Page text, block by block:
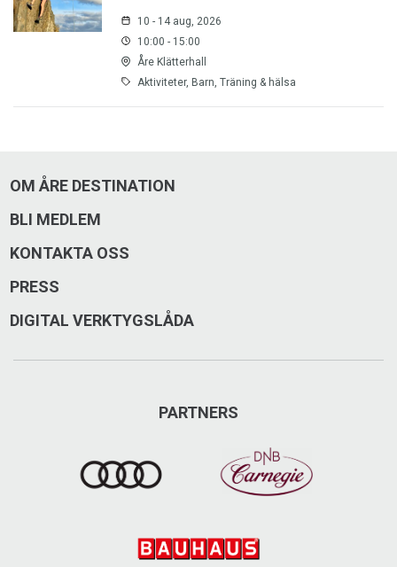
10 - 14 aug, 2026
10:00 - 15:00
Åre Klätterhall
Aktiviteter, Barn, Träning & hälsa
OM ÅRE DESTINATION
BLI MEDLEM
KONTAKTA OSS
PRESS
DIGITAL VERKTYGSLÅDA
PARTNERS